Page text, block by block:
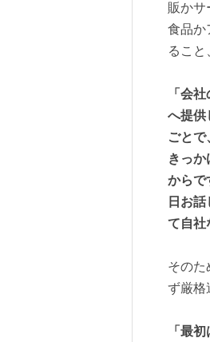
販かサ
食品か
ること
「会
へ提供
ごと
きっ
からで
日お
て自社
そのた
ず厳格
「最